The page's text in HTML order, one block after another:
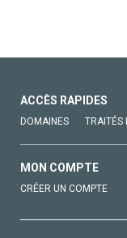
ACCÈS RAPIDES
DOMAINES TRAITÉS
MON COMPTE
CRÉER UN COMPTE